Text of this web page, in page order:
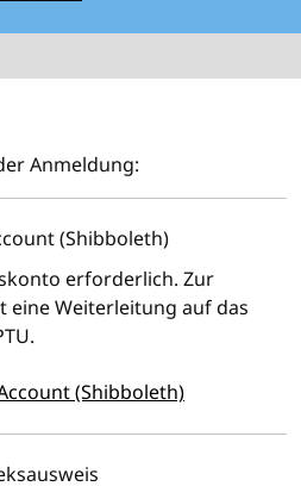
Anmeldung:
(Shibboleth)
erforderlich. Zur
Weiterleitung auf das
(Shibboleth)